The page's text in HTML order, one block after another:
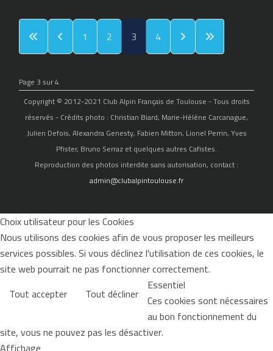
1 2 3 4
Page 3 sur 4
Copyright © 2012-2021 Club Alpin Français de Toulouse - Tous droits
réservés - Crédits photo : Christian Biard, Marie-Hélène Carcanague,
Julien Defois, Alexandra Genesty, Fabien Mitton, Lionel Perrin, Yves
Pfister, Bruno Serraz et quelques autres Cafistes.
Reproduction des photos interdite sans autorisation, contact :
admin@clubalpintoulouse.fr
Choix utilisateur pour les Cookies
Nous utilisons des cookies afin de vous proposer les meilleurs
services possibles. Si vous déclinez l'utilisation de ces cookies, le
site web pourrait ne pas fonctionner correctement.
Tout accepter
Tout décliner Essentiel
Ces cookies sont nécessaires
au bon fonctionnement du
site, vous ne pouvez pas les désactiver.